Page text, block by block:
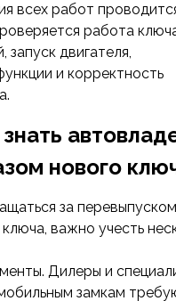
всех работ
работа
запуск двигателя,
и корректность
нового
за перевыпуском
важно учесть
Дилеры и
замкам